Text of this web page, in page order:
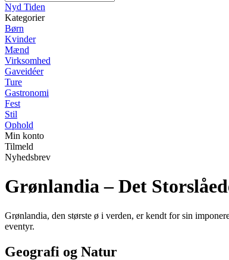
Nyd Tiden
Kategorier
Børn
Kvinder
Mænd
Virksomhed
Gaveidéer
Ture
Gastronomi
Fest
Stil
Ophold
Min konto
Tilmeld
Nyhedsbrev
Grønlandia – Det
Grønlandia, den største ø i verden, er kendt for sin
eventyr.
Geografi og Natur